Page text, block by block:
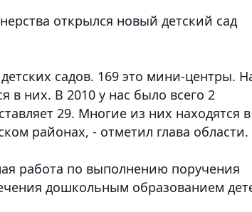
открылся новый детский сад
садов. 169 это мини-центры.
в них. В 2010 у нас было всего 2
29. Многие из них находятся в
районах, - отметил глава области.
работа по выполнению поручения
дошкольным образованием